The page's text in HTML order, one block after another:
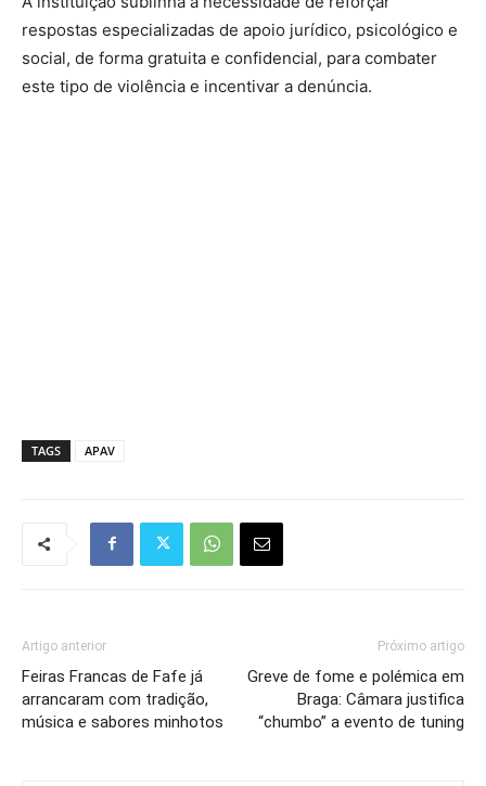
respostas especializadas de apoio jurídico, psicológico e
social, de forma gratuita e confidencial, para combater
este tipo de violência e incentivar a denúncia.
TAGS APAV
Artigo anterior
Feiras Francas de Fafe já
arrancaram com tradição,
música e sabores minhotos
Próximo artigo
Greve de fome e polémica em
Braga: Câmara justifica
“chumbo” a evento de tuning